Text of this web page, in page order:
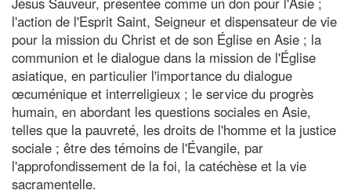
l'action de l'Esprit Saint, Seigneur et dispensateur de vie
pour la mission du Christ et de son Église en Asie ; la
communion et le dialogue dans la mission de l'Église
asiatique, en particulier l'importance du dialogue
œcuménique et interreligieux ; le service du progrès
humain, en abordant les questions sociales en Asie,
telles que la pauvreté, les droits de l'homme et la justice
sociale ; être des témoins de l'Évangile, par
l'approfondissement de la foi, la catéchèse et la vie
sacramentelle.